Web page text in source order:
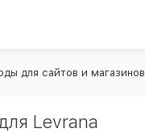
для сайтов и магазинов
Levrana